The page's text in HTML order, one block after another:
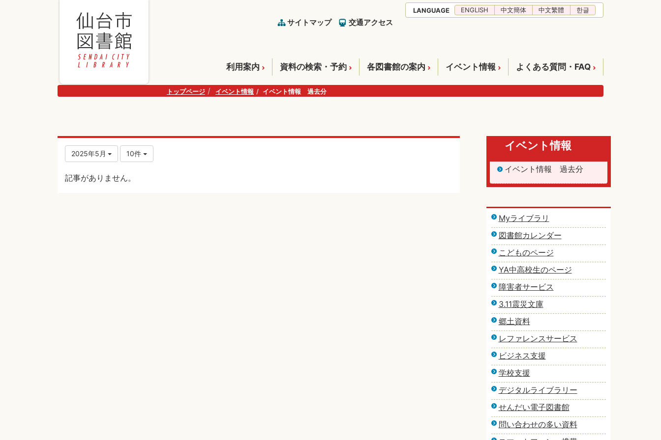
サイトマップ 交通アクセス
LANGUAGE ENGLISH 中文簡体 中文繁體 한글
利用案内 資料の検索・予約 各図書館の案内 イベント情報 よくある質問・FAQ
トップページ イベント情報 イベント情報 過去分
2025年5月 10件
記事がありません。
イベント情報
イベント情報 過去分
Myライブラリ
図書館カレンダー
こどものページ
YA中高校生のページ
障害者サービス
3.11震災文庫
郷土資料
レファレンスサービス
ビジネス支援
学校支援
デジタルライブラリー
せんだい電子図書館
問い合わせの多い資料